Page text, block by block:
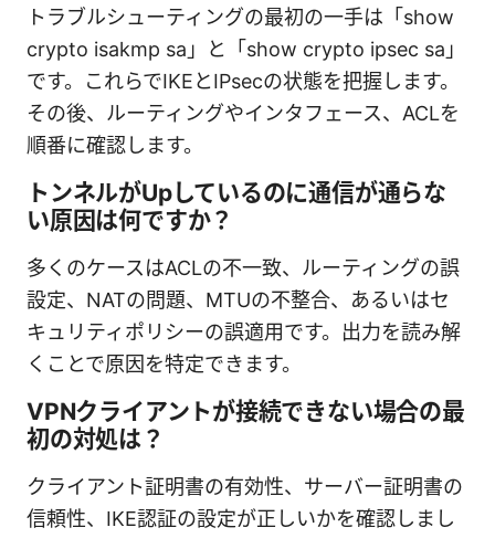
トラブルシューティングの最初の一手は「show
crypto isakmp sa」と「show crypto ipsec sa」
です。これらでIKEとIPsecの状態を把握します。
その後、ルーティングやインタフェース、ACLを
順番に確認します。
トンネルがUpしているのに通信が通らな
い原因は何ですか？
多くのケースはACLの不一致、ルーティングの誤
設定、NATの問題、MTUの不整合、あるいはセ
キュリティポリシーの誤適用です。出力を読み解
くことで原因を特定できます。
VPNクライアントが接続できない場合の最
初の対処は？
クライアント証明書の有効性、サーバー証明書の
信頼性、IKE認証の設定が正しいかを確認しまし